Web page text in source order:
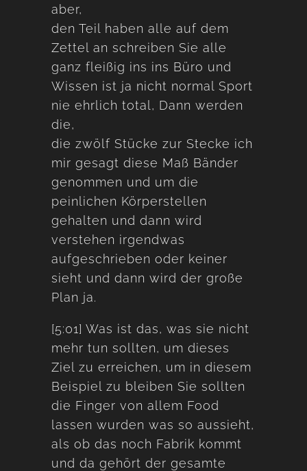
aber,
den Teil haben alle auf dem
Zettel an schreiben Sie alle
ganz fleißig ins ins Büro und
Wissen ist ja nicht normal Sport
nie ehrlich total, Dann werden
die,
die zwölf Stücke zur Stecke ich
mir gesagt diese Maß Bänder
genommen und um die
peinlichen Körperstellen
gehalten und dann wird
verstehen irgendwas
aufgeschrieben oder keiner
sieht und dann wird der große
Plan ja.
[5:01] Was ist das, was sie nicht
mehr tun sollten, um dieses
Ziel zu erreichen, um in diesem
Beispiel zu bleiben Sie sollten
die Finger von allem Food
lassen wurden was so aussieht,
als ob das noch Fabrik kommt
und da gehört der gesamte